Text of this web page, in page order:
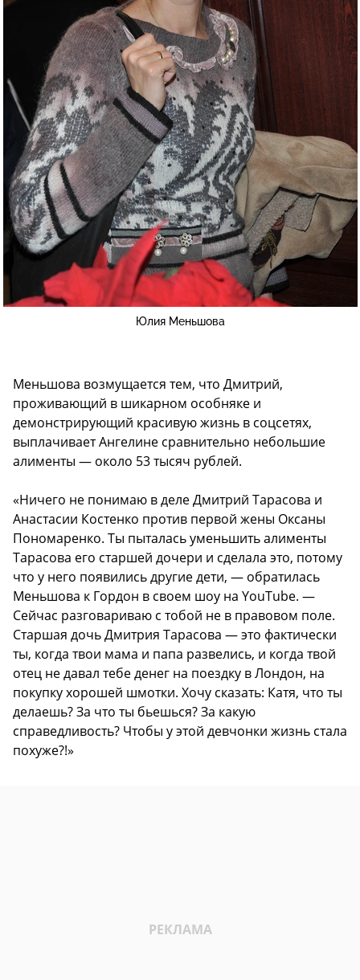
Юлия Меньшова
Меньшова возмущается тем, что Дмитрий,
проживающий в шикарном особняке и
демонстрирующий красивую жизнь в соцсетях,
выплачивает Ангелине сравнительно небольшие
алименты — около 53 тысяч рублей.
«Ничего не понимаю в деле Дмитрий Тарасова и
Анастасии Костенко против первой жены Оксаны
Пономаренко. Ты пыталась уменьшить алименты
Тарасова его старшей дочери и сделала это, потому
что у него появились другие дети, — обратилась
Меньшова к Гордон в своем шоу на YouTube. —
Сейчас разговариваю с тобой не в правовом поле.
Старшая дочь Дмитрия Тарасова — это фактически
ты, когда твои мама и папа развелись, и когда твой
отец не давал тебе денег на поездку в Лондон, на
покупку хорошей шмотки. Хочу сказать: Катя, что ты
делаешь? За что ты бьешься? За какую
справедливость? Чтобы у этой девчонки жизнь стала
похуже?!»